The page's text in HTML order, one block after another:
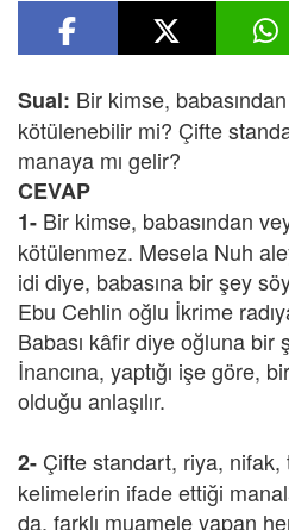
Sual: Bir kimse,
kötülenebilir mi? Çifte
manaya mı gelir?
CEVAP
1- Bir kimse, babasından
kötülenmez. Mesela Nuh
idi diye, babasına bir şey
Ebu Cehlin oğlu İkrime
Babası kâfir diye oğluna bir
İnancına, yaptığı işe göre,
olduğu anlaşılır.
2- Çifte standart, riya, nifak,
kelimelerin ifade ettiği
da, farklı muamele yapan